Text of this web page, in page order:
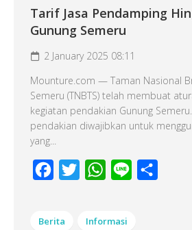
Tarif Jasa Pendamping
Gunung Semeru
2 January 2025 08:11
Mounture.com — Taman Nasional
Semeru (TNBTS) telah membuat
kegiatan pendakian Gunung
pendakian diwajibkan untuk
yang...
Facebook
Twitter WhatsApp
Line
Berita Informasi